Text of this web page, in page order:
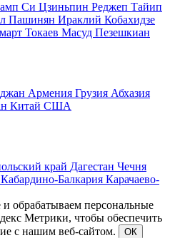
Си Цзиньпин Реджеп Тайип
Пашинян Ираклий Кобахидзе
Токаев Масуд Пезешкиан
Армения Грузия Абхазия
Китай США
край Дагестан Чечня
Кабардино-Балкария Карачаево-
обрабатываем персональные
Метрики, чтобы обеспечить
с нашим веб-сайтом.
ОК